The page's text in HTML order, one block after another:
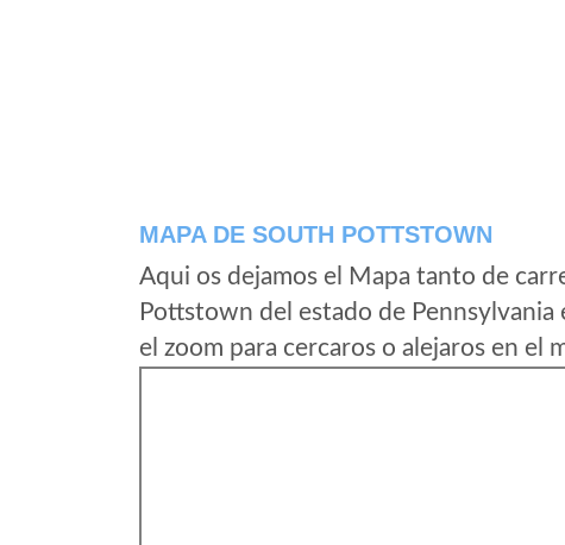
MAPA DE SOUTH POTTSTOWN
Aqui os dejamos el Mapa tanto de
Pottstown del estado de
el zoom para cercaros o alejaros en el